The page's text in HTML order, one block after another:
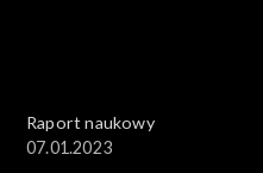
Raport naukowy
07.01.2023